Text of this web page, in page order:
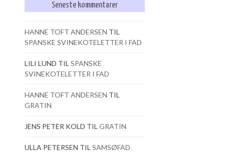
Seneste kommentarer
HANNE TOFT ANDERSEN TIL
SPANSKE SVINEKOTELETTER I FAD
LILI LUND TIL SPANSKE
SVINEKOTELETTER I FAD
HANNE TOFT ANDERSEN TIL
GRATIN
JENS PETER KOLD TIL GRATIN
ULLA PETERSEN TIL SAMSØFAD